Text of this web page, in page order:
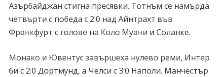
Азърбайджан стигна пресявки. Тотнъм се намърда
четвърти с победа с 2:0 над Айнтрахт във
Франкфурт с голове на Коло Муани и Соланке.
Монако и Ювентус завършеха нулево реми, Интер
би с 2:0 Дортмунд, а Челси с 3:0 Наполи. Манчестър